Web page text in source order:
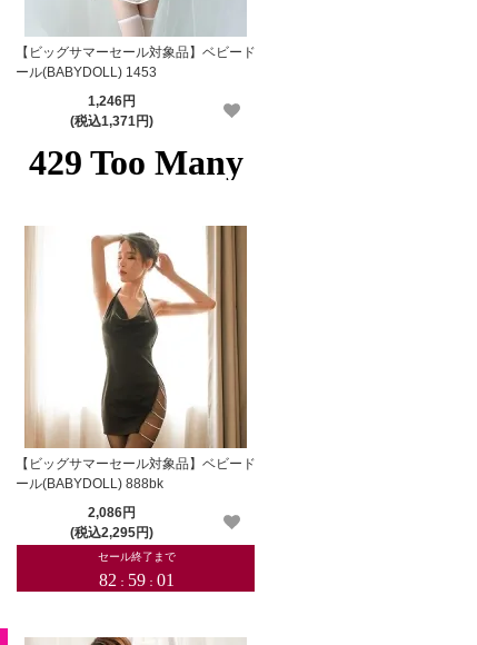
【ビッグサマーセール対象品】ベビード
ール(BABYDOLL) 1453
1,246円
(税込1,371円)
【ビッグサマーセール対象品】ベビード
ール(BABYDOLL) 888bk
2,086円
(税込2,295円)